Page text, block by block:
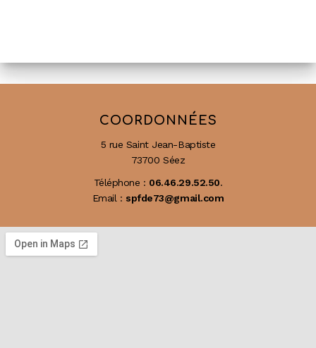
COORDONNÉES
5 rue Saint Jean-Baptiste
73700 Séez
Téléphone : 06.46.29.52.50.
Email : spfde73@gmail.com